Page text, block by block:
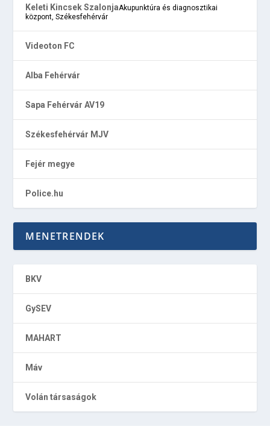
Keleti Kincsek SzalonjaAkupunktúra és diagnosztikai
központ, Székesfehérvár
Videoton FC
Alba Fehérvár
Sapa Fehérvár AV19
Székesfehérvár MJV
Fejér megye
Police.hu
MENETRENDEK
BKV
GySEV
MAHART
Máv
Volán társaságok